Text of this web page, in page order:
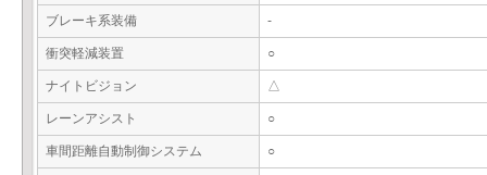
ブレーキ系装備 -
衝突軽減装置 ○
ナイトビジョン △
レーンアシスト ○
車間距離自動制御システム ○